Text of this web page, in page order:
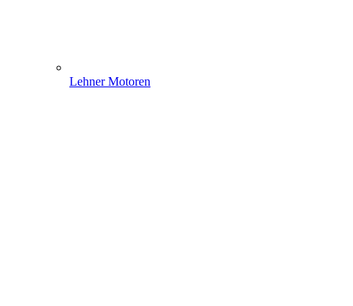
Lehner Motoren